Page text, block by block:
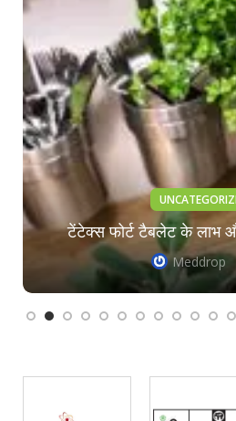
टेंटेक्स फोर्ट टैबलेट के लाभ
Meddrop